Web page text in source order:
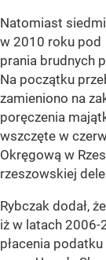
Natomiast
w 2010 roku pod
prania brudnych
Na początku
zamieniono na
poręczenia
wszczęte w
Okręgową w
rzeszowskiej
Rybczak dodał,
iż w latach 2006-
płacenia